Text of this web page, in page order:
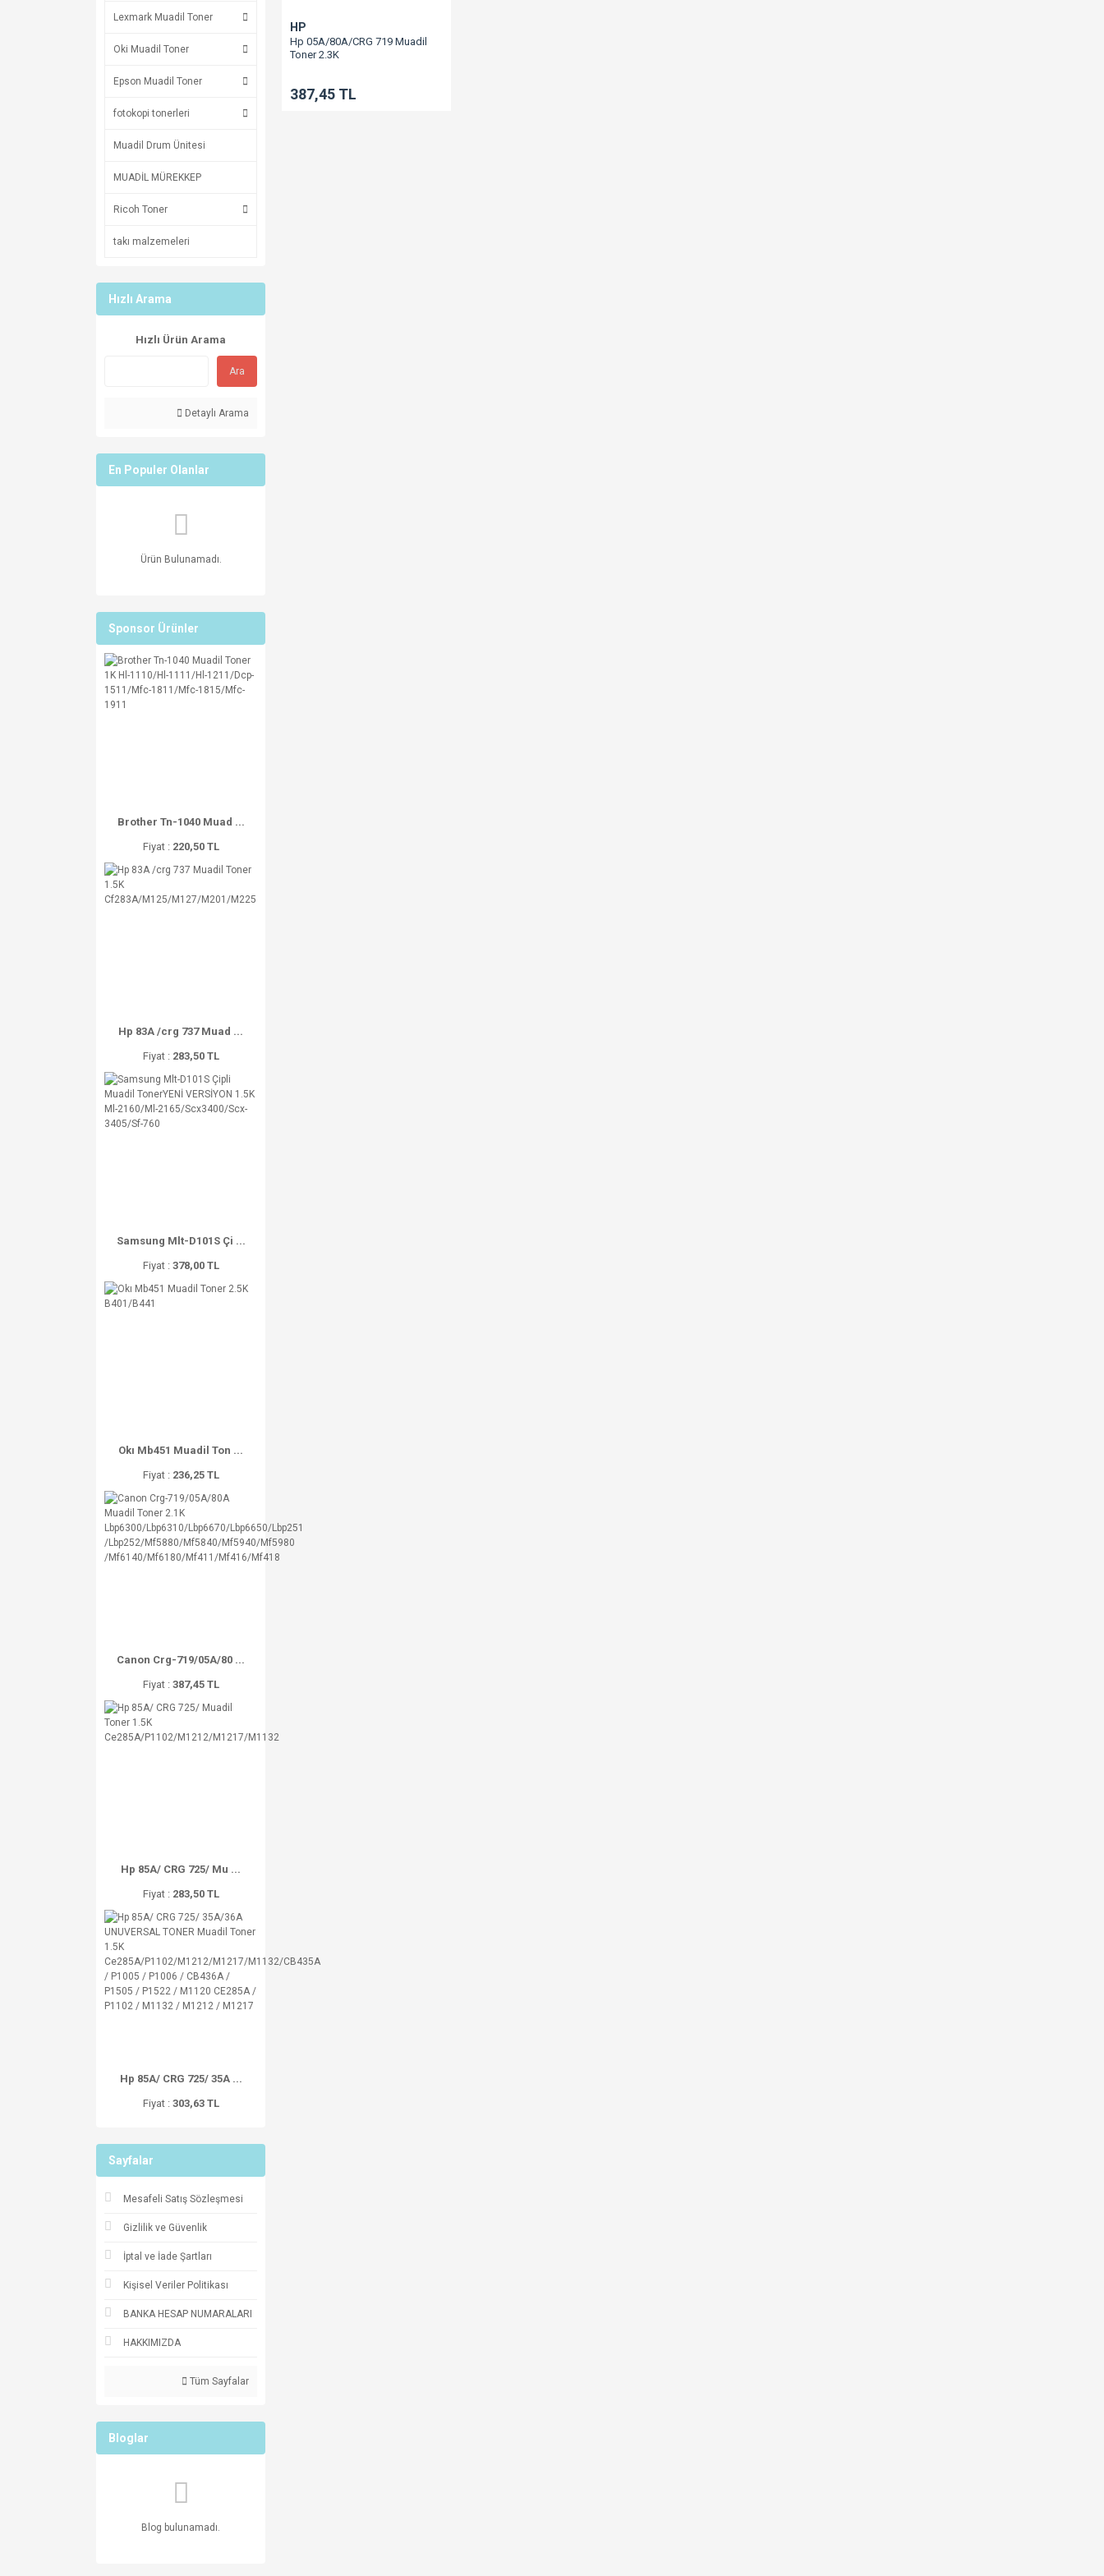
Lexmark Muadil Toner
Oki Muadil Toner
Epson Muadil Toner
fotokopi tonerleri
Muadil Drum Ünitesi
MUADİL MÜREKKEP
Ricoh Toner
takı malzemeleri
Hızlı Arama
Hızlı Ürün Arama
Ara
Detaylı Arama
En Populer Olanlar
Ürün Bulunamadı.
Sponsor Ürünler
Brother Tn-1040 Muad ...
Fiyat : 220,50 TL
Hp 83A /crg 737 Muad ...
Fiyat : 283,50 TL
Samsung Mlt-D101S Çi ...
Fiyat : 378,00 TL
Okı Mb451 Muadil Ton ...
Fiyat : 236,25 TL
Canon Crg-719/05A/80 ...
Fiyat : 387,45 TL
Hp 85A/ CRG 725/ Mu ...
Fiyat : 283,50 TL
Hp 85A/ CRG 725/ 35A ...
Fiyat : 303,63 TL
Sayfalar
Mesafeli Satış Sözleşmesi
Gizlilik ve Güvenlik
İptal ve İade Şartları
Kişisel Veriler Politikası
BANKA HESAP NUMARALARI
HAKKIMIZDA
Tüm Sayfalar
Bloglar
Blog bulunamadı.
HP
Hp 05A/80A/CRG 719 Muadil
Toner 2.3K
387,45 TL